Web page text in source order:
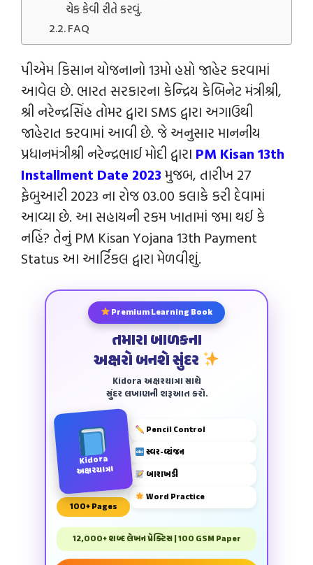
ચેક કેવી રીતે કરવું.
FAQ
પીએમ કિસાન યોજનાનો 13મો હપ્તો જાહેર કરવામાં
આવેલ છે. ભારત સરકારના કેન્‍દ્રિય કેબિનેટ મંત્રીશ્રી,
શ્રી નરેન્‍દ્રસિંહ તોમર દ્વારા SMS દ્વારા અગાઉથી
જાહેરાત કરવામાં આવી છે. જે અનુસાર માનનીય
પ્રધાનમંત્રીશ્રી નરેન્‍દ્રભાઈ મોદી દ્વારા PM Kisan 13th
Installment Date 2023 મુજબ, તારીખ 27
ફેબુઆરી 2023 ના રોજ 03.00 કલાકે કરી દેવામાં
આવ્યા છે. આ સહાયની રકમ ખાતામાં જમા થઈ કે
નહિં? તેનું PM Kisan Yojana 13th Payment
Status આ આર્ટિકલ દ્વારા મેળવીશું.
Premium Learning Book
તમારા બાળકના
અક્ષરો બનશે સુંદર
Kidora અક્ષરયાત્રા સાથે
સુંદર લખાણની શરૂઆત કરો.
Kidora
અક્ષરયાત્રા
100+ Pages
Pencil Control
સ્વર-વ્યંજન
બારાખડી
Word Practice
12,000+ શબ્દ લેખન પ્રેક્ટિસ | 100 GSM Paper